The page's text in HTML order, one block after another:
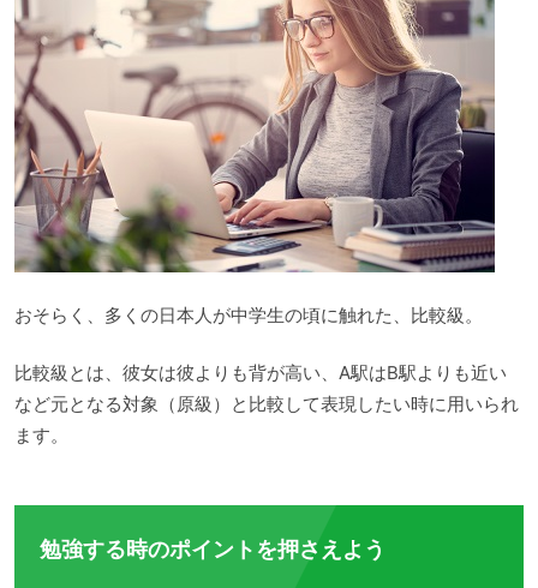
おそらく、多くの日本人が中学生の頃に触れた、比較級。
比較級とは、彼女は彼よりも背が高い、A駅はB駅よりも近い
など元となる対象（原級）と比較して表現したい時に用いられ
ます。
勉強する時のポイントを押さえよう